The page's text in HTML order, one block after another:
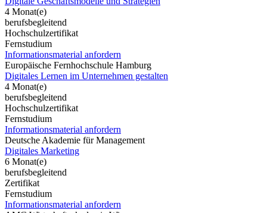
4 Monat(e)
berufsbegleitend
Hochschulzertifikat
Fernstudium
Informationsmaterial anfordern
Europäische Fernhochschule Hamburg
Digitales Lernen im Unternehmen gestalten
4 Monat(e)
berufsbegleitend
Hochschulzertifikat
Fernstudium
Informationsmaterial anfordern
Deutsche Akademie für Management
Digitales Marketing
6 Monat(e)
berufsbegleitend
Zertifikat
Fernstudium
Informationsmaterial anfordern